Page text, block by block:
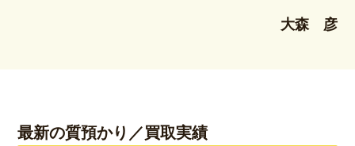
大森 彦
最新の質預かり／買取実績